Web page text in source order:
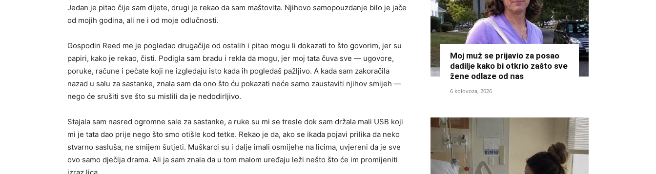
Jedan je pitao čije sam dijete, drugi je rekao da sam maštovita. Njihovo samopouzdanje bilo je jače
od mojih godina, ali ne i od moje odlučnosti.
Gospodin Reed me je pogledao drugačije od ostalih i pitao mogu li dokazati to što govorim, jer su
papiri, kako je rekao, čisti. Podigla sam bradu i rekla da mogu, jer moj tata čuva sve — ugovore,
poruke, račune i pečate koji ne izgledaju isto kada ih pogledaš pažljivo. A kada sam zakoračila
nazad u salu za sastanke, znala sam da ono što ću pokazati neće samo zaustaviti njihov smijeh —
nego će srušiti sve što su mislili da je nedodirljivo.
Stajala sam nasred ogromne sale za sastanke, a ruke su mi se tresle dok sam držala mali USB koji
mi je tata dao prije nego što smo otišle kod tetke. Rekao je da, ako se ikada pojavi prilika da neko
stvarno sasluša, ne smijem šutjeti. Muškarci su i dalje imali osmijehe na licima, uvjereni da je sve
ovo samo dječija drama. Ali ja sam znala da u tom malom uređaju leži nešto što će im promijeniti
Moj muž se prijavio za posao
dadilje kako bi otkrio zašto sve
žene odlaze od nas
6 kolovoza, 2026